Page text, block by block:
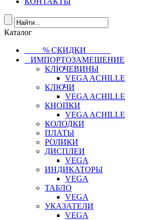
Каталог
⠀⠀⠀% СКИДКИ⠀⠀⠀⠀
⠀ИМПОРТОЗАМЕЩЕНИЕ
КЛЮЧЕВИНЫ
VEGA ACHILLE
КЛЮЧИ
VEGA ACHILLE
КНОПКИ
VEGA ACHILLE
КОЛОДКИ
ПЛАТЫ
РОЛИКИ
ДИСПЛЕИ
VEGA
ИНДИКАТОРЫ
VEGA
ТАБЛО
VEGA
УКАЗАТЕЛИ
VEGA